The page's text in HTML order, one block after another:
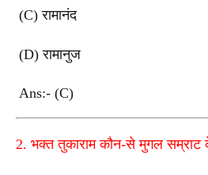
(C)रामानंद
(D)रामानुज
Ans:- (C)
2. भक्त तुकाराम कौन-से मुगल